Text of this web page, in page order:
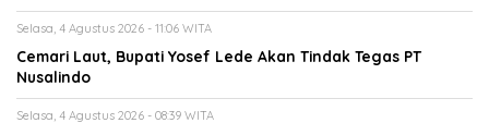
Selasa, 4 Agustus 2026 - 11:06 WITA
Cemari Laut, Bupati Yosef Lede Akan Tindak Tegas PT
Nusalindo
Selasa, 4 Agustus 2026 - 08:39 WITA